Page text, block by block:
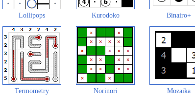
Lollipops Kurodoko Binairo+
Termometry Norinori Mozaika